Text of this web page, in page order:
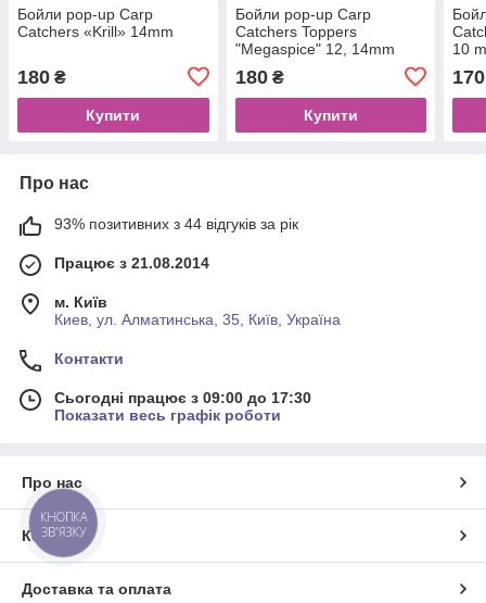
Бойли pop-up Carp
Catchers «Krill» 14mm
180 ₴
Купити
Бойли pop-up Carp
Catchers Toppers
"Megaspice" 12, 14mm
180₴
Купити
10
170
Про нас
93% позитивних з 44 відгуків за рік
Працює з 21.08.2014
м. Київ
Киев, ул. Алматинська, 35, Київ, Україна
Контакти
Сьогодні працює з 09:00 до 17:30
Показати весь графік роботи
Про нас
Контакти
Доставка та оплата
КНОПКА
ЗВ'ЯЗКУ